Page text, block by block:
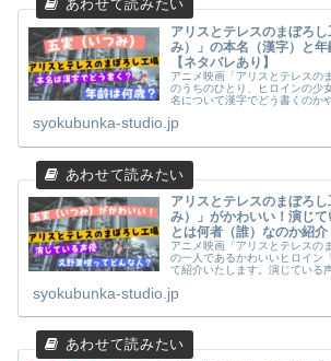
アリスとテレスのまぼろ
み）」の本名（漢字）と
【ネタバレあり】
アニメ映画「アリスとテレスの
のうちのひとり、ヒロインの少
名について漢字でどう書くのか
察してみました【ネタバレ注意】
syokubunka-studio.jp
アリスとテレスのまぼろ
み）」がかわいい！演じて
とは何者（誰）なのか紹介
アニメ映画「アリスとテレスの
の一人であるかわいいヒロイン
て紹介いたします。演じている
出演した作品（代表作）につい
syokubunka-studio.jp